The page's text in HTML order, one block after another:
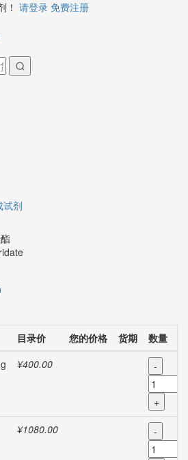
！ 请登录 免费注册
试剂
目录价 您的价格 货期
数量
¥400.00 -
+
¥1080.00 -